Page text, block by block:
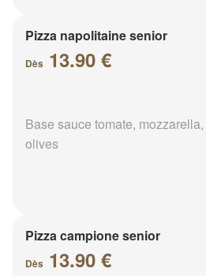
Pizza napolitaine senior
Dès 13.90 €
Base sauce tomate,
olives
Pizza campione senior
Dès 13.90 €